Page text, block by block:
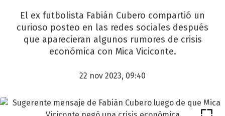
El ex futbolista Fabián Cubero compartió un
curioso posteo en las redes sociales después
que aparecieran algunos rumores de crisis
económica con Mica Viciconte.
22 nov 2023, 09:40